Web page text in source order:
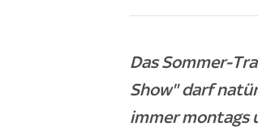
Das Sommer-
Show" darf
immer montags